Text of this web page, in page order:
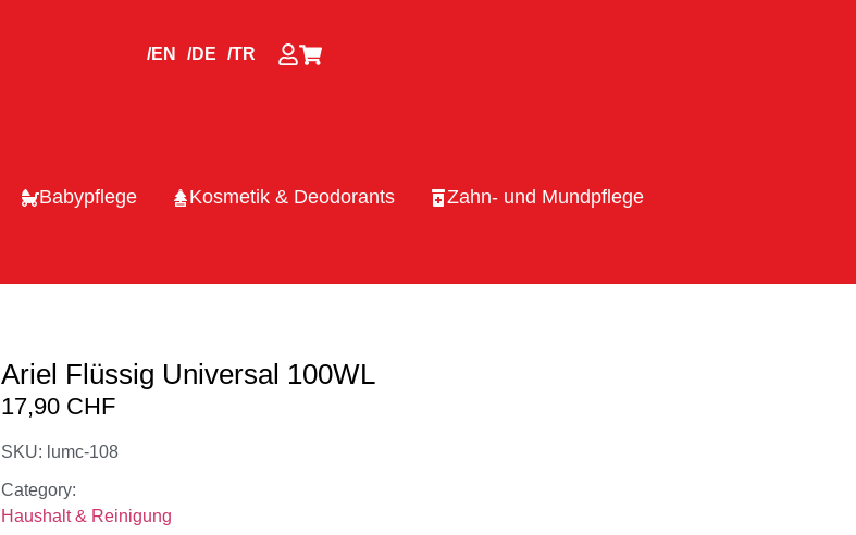
/EN /DE /TR
Babypflege Kosmetik & Deodorants Zahn- und Mundpflege
Ariel Flüssig Universal 100WL
17,90 CHF
SKU: lumc-108
Category:
Haushalt & Reinigung